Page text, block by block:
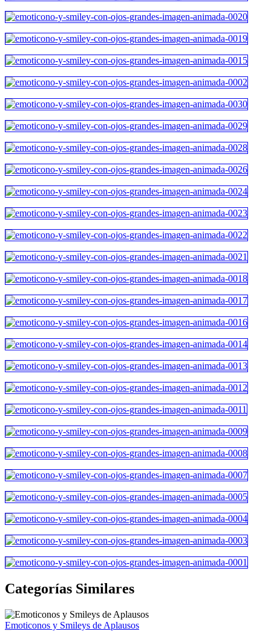
Categorías Similares
Emoticonos y Smileys de Aplausos